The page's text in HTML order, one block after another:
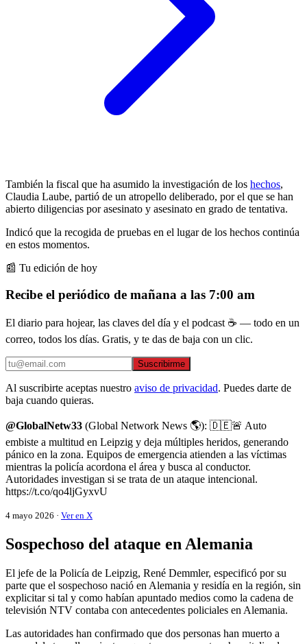
También la fiscal que ha asumido la investigación de los hechos,
Claudia Laube, partió de un atropello deliberado, por el que se han
abierto diligencias por asesinato y asesinato en grado de tentativa.
Indicó que la recogida de pruebas en el lugar de los hechos continúa
en estos momentos.
📰 Tu edición de hoy
Recibe el periódico de mañana a las 7:00 am
El diario para hojear, las claves del día y el podcast ☕ — todo en un
correo, todos los días. Gratis, y te das de baja con un clic.
Suscribirme
Al suscribirte aceptas nuestro aviso de privacidad. Puedes darte de
baja cuando quieras.
@GlobalNetw33 (Global Network News 🌎): 🇩🇪🚨 Auto
embiste a multitud en Leipzig y deja múltiples heridos, generando
pánico en la zona. Equipos de emergencia atienden a las víctimas
mientras la policía acordona el área y busca al conductor.
Autoridades investigan si se trata de un ataque intencional.
https://t.co/qo4ljGyxvU
4 mayo 2026 · Ver en X
Sospechoso del ataque en Alemania
El jefe de la Policía de Leipzig, René Demmler, especificó por su
parte que el sospechoso nació en Alemania y residía en la región, sin
explicitar si tal y como habían apuntado medios como la cadena de
televisión NTV contaba con antecedentes policiales en Alemania.
Las autoridades han confirmado que dos personas han muerto a